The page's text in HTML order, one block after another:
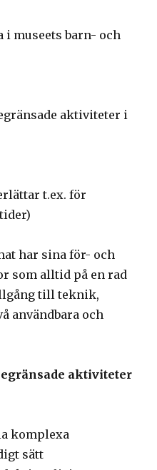
i museets barn- och
aktiviteter i
t.ex. för
har sina för- och
som alltid på en rad
till teknik,
användbara och
aktiviteter
komplexa
sätt